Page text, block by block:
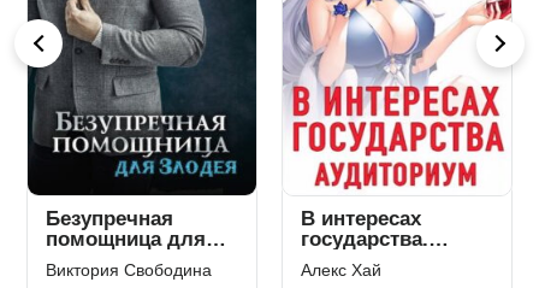
Тайная любовь
моего мужа
Амелия Борн
Измена. Право
семью
Арина Арская